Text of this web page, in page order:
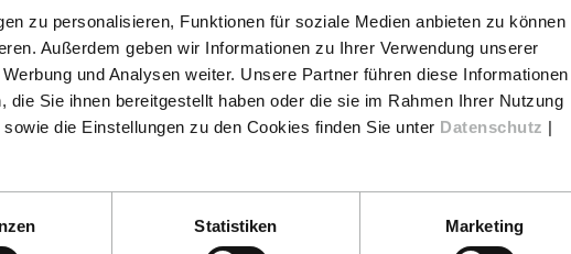
zu personalisieren, Funktionen für soziale Medien anbieten zu können
Außerdem geben wir Informationen zu Ihrer Verwendung unserer
und Analysen weiter. Unsere Partner führen diese Informationen
Sie ihnen bereitgestellt haben oder die sie im Rahmen Ihrer Nutzung
die Einstellungen zu den Cookies finden Sie unter Datenschutz |
Statistiken Marketing